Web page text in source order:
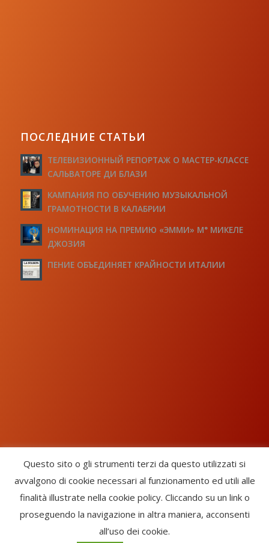
ПОСЛЕДНИЕ СТАТЬИ
ТЕЛЕВИЗИОННЫЙ РЕПОРТАЖ О МАСТЕР-КЛАССЕ
САЛЬВАТОРЕ ДИ БЛАЗИ
КАМПАНИЯ ПО ОБУЧЕНИЮ МУЗЫКАЛЬНОЙ
ГРАМОТНОСТИ В КАЛАБРИИ
НОМИНАЦИЯ НА ПРЕМИЮ «ЭММИ» М° МИКЕЛЕ
ДЖОЗИЯ
ПЕНИЕ ОБЪЕДИНЯЕТ КРАЙНОСТИ ИТАЛИИ
Chorus Inside - International Choral Federation - APS Ente Terzo
Settore · CF: 93058420691
CHORUS INSIDE ® TRADE MARK (Marchio Registrato codice:
Questo sito o gli strumenti terzi da questo utilizzati si
avvalgono di cookie necessari al funzionamento ed utili alle
finalità illustrate nella cookie policy. Cliccando su un link o
proseguendo la navigazione in altra maniera, acconsenti
all’uso dei cookie.